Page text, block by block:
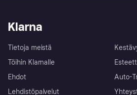
Klarna
Tietoja meistä
Töihin Klarnalle
Ehdot
Lehdistöpalvelut
Auto-